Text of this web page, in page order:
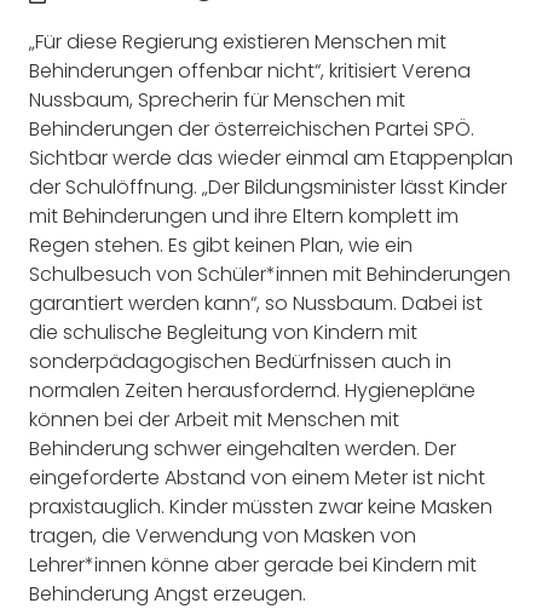
„Für diese Regierung existieren Menschen mit
Behinderungen offenbar nicht“, kritisiert Verena
Nussbaum, Sprecherin für Menschen mit
Behinderungen der österreichischen Partei SPÖ.
Sichtbar werde das wieder einmal am Etappenplan
der Schulöffnung. „Der Bildungsminister lässt Kinder
mit Behinderungen und ihre Eltern komplett im
Regen stehen. Es gibt keinen Plan, wie ein
Schulbesuch von Schüler*innen mit Behinderungen
garantiert werden kann“, so Nussbaum. Dabei ist
die schulische Begleitung von Kindern mit
sonderpädagogischen Bedürfnissen auch in
normalen Zeiten herausfordernd. Hygienepläne
können bei der Arbeit mit Menschen mit
Behinderung schwer eingehalten werden. Der
eingeforderte Abstand von einem Meter ist nicht
praxistauglich. Kinder müssten zwar keine Masken
tragen, die Verwendung von Masken von
Lehrer*innen könne aber gerade bei Kindern mit
Behinderung Angst erzeugen.